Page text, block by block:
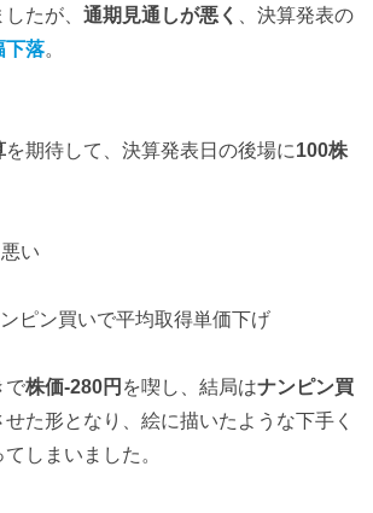
たが、 通期見通しが悪く
、決算発表の
下落。
を期待して、決算発表日の後場に100株
い
ピン買いで平均取得単価下げ
で株価-280円 を喫し、結局はナンピン買
せた形となり、絵に描いたような下手く
しまいました。